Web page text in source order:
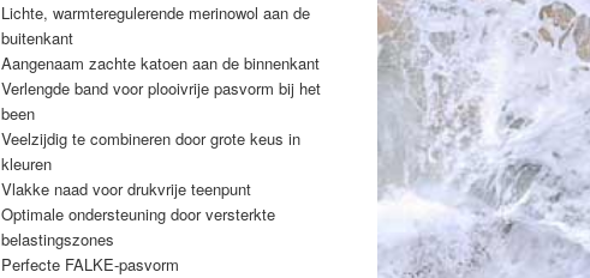
Lichte, warmteregulerende merinowol aan de
buitenkant
Aangenaam zachte katoen aan de binnenkant
Verlengde band voor plooivrije pasvorm bij het
been
Veelzijdig te combineren door grote keus in
kleuren
Vlakke naad voor drukvrije teenpunt
Optimale ondersteuning door versterkte
belastingszones
Perfecte FALKE-pasvorm